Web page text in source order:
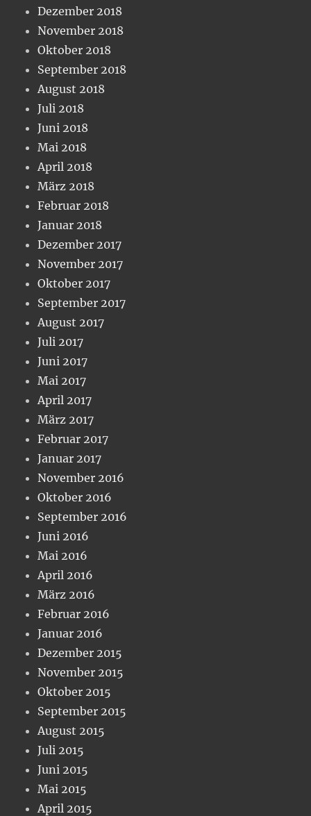
Dezember 2018
November 2018
Oktober 2018
September 2018
August 2018
Juli 2018
Juni 2018
Mai 2018
April 2018
März 2018
Februar 2018
Januar 2018
Dezember 2017
November 2017
Oktober 2017
September 2017
August 2017
Juli 2017
Juni 2017
Mai 2017
April 2017
März 2017
Februar 2017
Januar 2017
November 2016
Oktober 2016
September 2016
Juni 2016
Mai 2016
April 2016
März 2016
Februar 2016
Januar 2016
Dezember 2015
November 2015
Oktober 2015
September 2015
August 2015
Juli 2015
Juni 2015
Mai 2015
April 2015